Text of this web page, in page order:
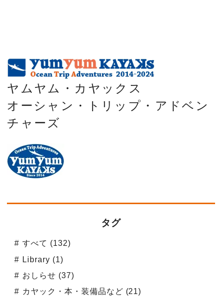
ヤムヤム・カヤックス
オーシャン・トリップ・アドベン
チャーズ
タグ
すべて (132)
Library (1)
おしらせ (37)
カヤック・本・装備品など (21)